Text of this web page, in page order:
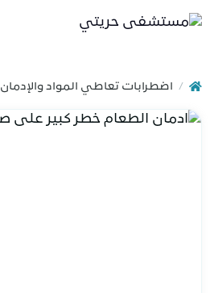
/ اضطرابات تعاطي المواد والإدمان